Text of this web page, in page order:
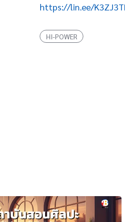
https://lin.ee/
HI-POWER